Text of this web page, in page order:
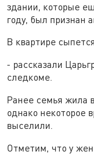
здании, которые
году, был признан
В квартире
- рассказали
следкоме.
Ранее семья жила
однако некоторое
выселили.
Отметим, что у